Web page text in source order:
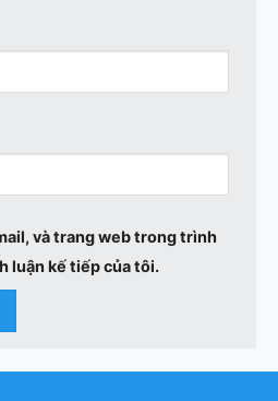
và trang web trong trình
luận kế tiếp của tôi.